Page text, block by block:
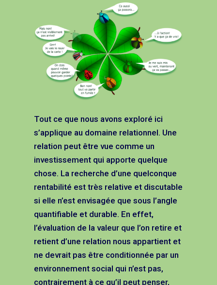
Tout ce que nous avons exploré ici
s’applique au domaine relationnel. Une
relation peut être vue comme un
investissement qui apporte quelque
chose. La recherche d’une quelconque
rentabilité est très relative et discutable
si elle n’est envisagée que sous l’angle
quantifiable et durable. En effet,
l’évaluation de la valeur que l’on retire et
retient d’une relation nous appartient et
ne devrait pas être conditionnée par un
environnement social qui n’est pas,
contrairement à ce qu’il peut penser,